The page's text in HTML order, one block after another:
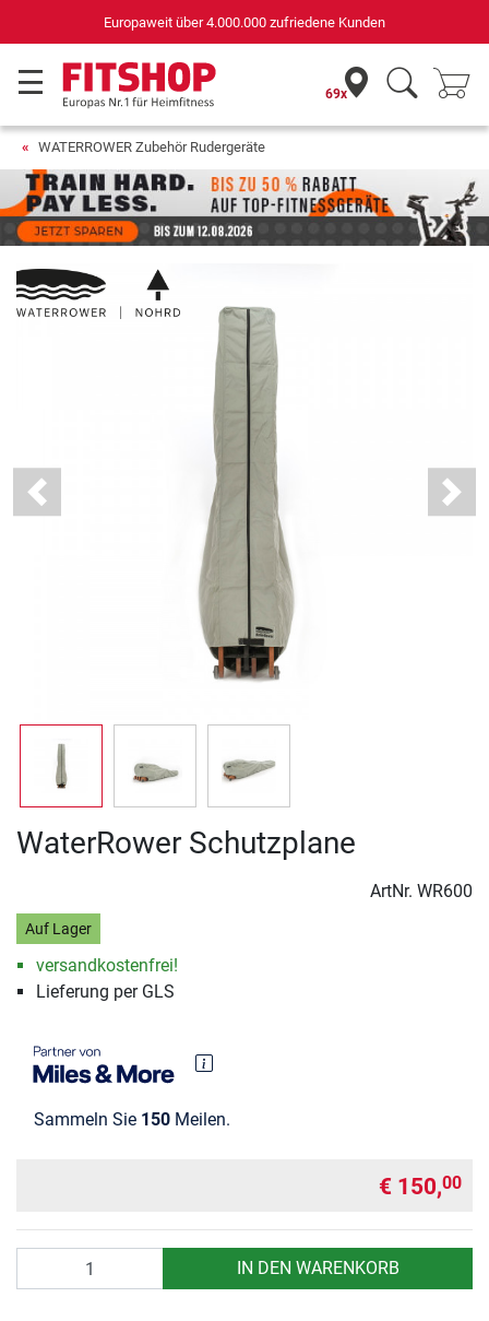
Europaweit über 4.000.000 zufriedene Kunden
69x
WATERROWER Zubehör Rudergeräte
Previous Next
WaterRower Schutzplane
ArtNr. WR600
Auf Lager
versandkostenfrei!
Lieferung per GLS
Sammeln Sie 150 Meilen.
€ 150,00
IN DEN WARENKORB